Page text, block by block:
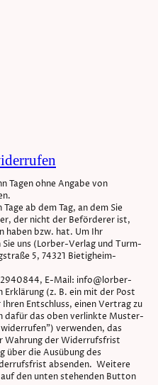
Tagen ohne Angabe von
ab dem Tag, an dem Sie
der nicht der Beförderer ist,
haben bzw. hat. Um Ihr
uns (Lorber-Verlag und Turm-
5, 74321 Bietigheim-
E-Mail: info@lorber-
(z. B. ein mit der Post
Entschluss, einen Vertrag zu
dafür das oben verlinkte Muster-
verwenden, das
Wahrung der Widerrufsfrist
über die Ausübung des
absenden. Weitere
den unten stehenden Button